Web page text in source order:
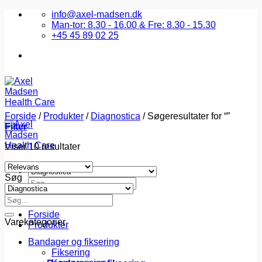
Fortsæt
info@axel-madsen.dk
Man-tor: 8.30 - 16.00 & Fre: 8.30 - 15.30
+45 45 89 02 25
Søg
efter:
Forside
Produkter
Forside / Produkter / Diagnostica /Søgeresultater for “”
Filter
Viser 10 resultater
Søg
Søg
efter:
Varekategorier
Bandager og fiksering
Fiksering